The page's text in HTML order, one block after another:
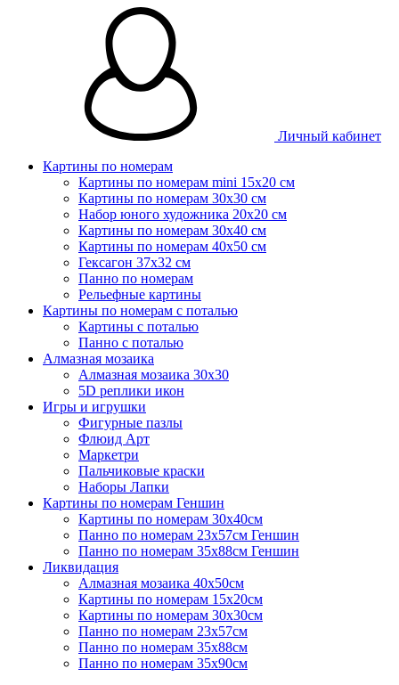
Личный кабинет
Картины по номерам
Картины по номерам mini 15х20 см
Картины по номерам 30x30 см
Набор юного художника 20х20 см
Картины по номерам 30х40 см
Картины по номерам 40х50 см
Гексагон 37х32 см
Панно по номерам
Рельефные картины
Картины по номерам с поталью
Картины с поталью
Панно с поталью
Алмазная мозаика
Алмазная мозаика 30х30
5D реплики икон
Игры и игрушки
Фигурные пазлы
Флюид Арт
Маркетри
Пальчиковые краски
Наборы Лапки
Картины по номерам Геншин
Картины по номерам 30х40см
Панно по номерам 23х57см Геншин
Панно по номерам 35х88см Геншин
Ликвидация
Алмазная мозаика 40х50см
Картины по номерам 15х20см
Картины по номерам 30х30см
Панно по номерам 23х57см
Панно по номерам 35х88см
Панно по номерам 35х90см